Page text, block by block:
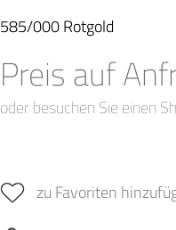
585/000 Rotgold
Preis auf
oder besuchen Sie einen
zu Favoriten